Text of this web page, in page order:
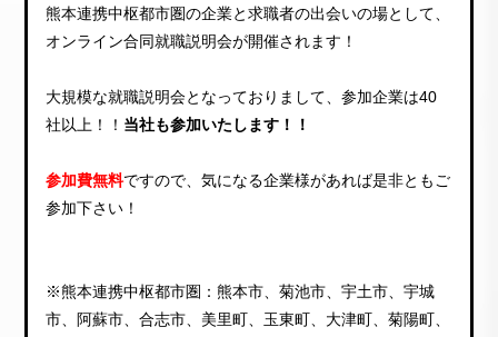
熊本連携中枢都市圏の企業と求職者の出会いの場として、
オンライン合同就職説明会が開催されます！
大規模な就職説明会となっておりまして、参加企業は40
社以上！！ 当社も参加いたします！！
参加費無料ですので、気になる企業様があれば是非ともご
参加下さい！
※熊本連携中枢都市圏：熊本市、菊池市、宇土市、宇城
市、阿蘇市、合志市、美里町、玉東町、大津町、菊陽町、